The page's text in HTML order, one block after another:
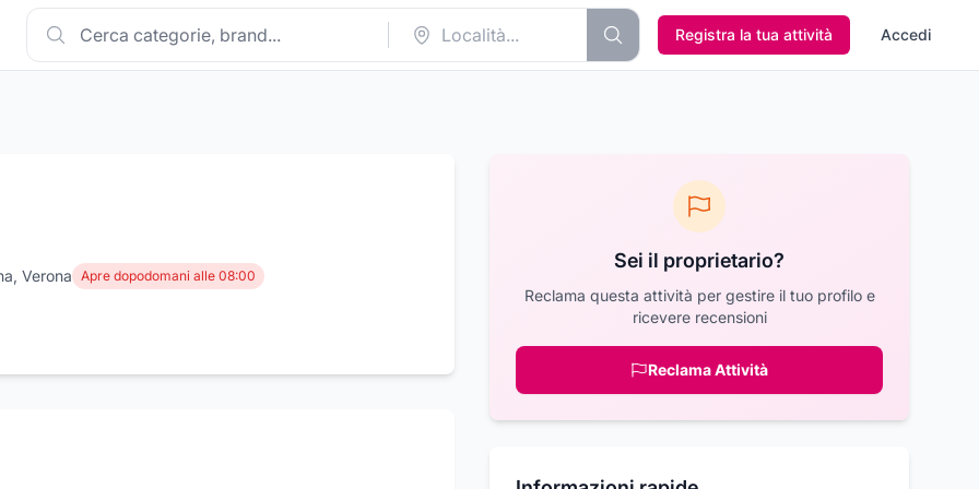
Registra la tua attività Accedi
Verona Apre dopodomani alle 08:00
Sei il proprietario?
Reclama questa attività per gestire il tuo profilo e
ricevere recensioni
Reclama Attività